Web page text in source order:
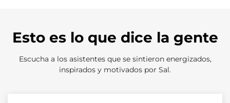
Esto es lo que dice la gente
Escucha a los asistentes que se sintieron energizados,
inspirados y motivados por Sal.